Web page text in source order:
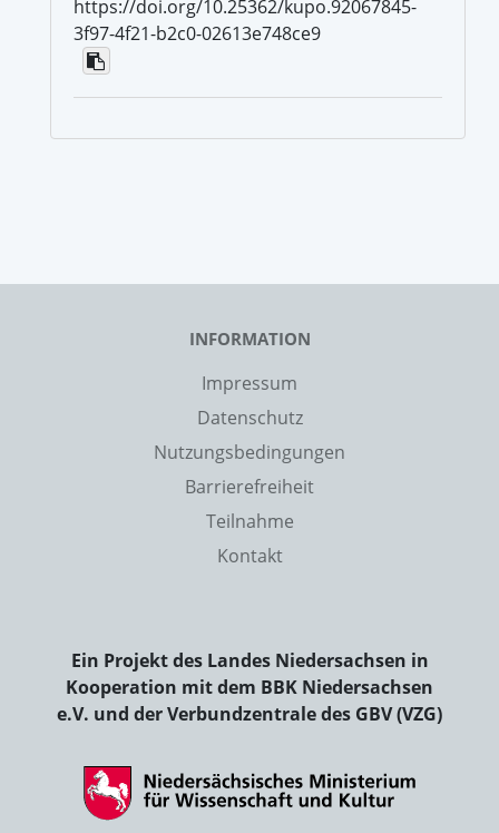
https://doi.org/10.25362/kupo.92067845-
3f97-4f21-b2c0-02613e748ce9
INFORMATION
Impressum
Datenschutz
Nutzungsbedingungen
Barrierefreiheit
Teilnahme
Kontakt
Ein Projekt des Landes Niedersachsen in
Kooperation mit dem BBK Niedersachsen
e.V. und der Verbundzentrale des GBV (VZG)